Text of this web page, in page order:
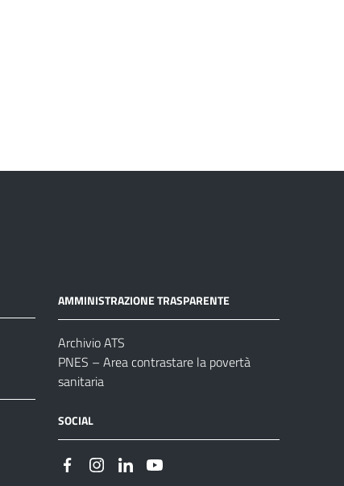
AMMINISTRAZIONE TRASPARENTE
Archivio ATS
PNES – Area contrastare la povertà
sanitaria
SOCIAL